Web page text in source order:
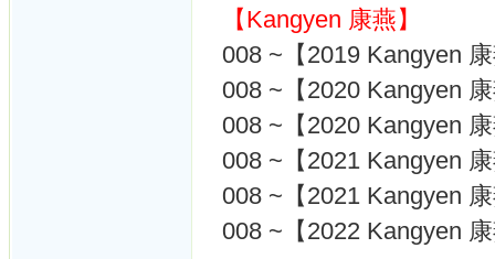
【Kangyen 康燕】
008 ~【2019 Kangyen
008 ~【2020 Kangyen
008 ~【2020 Kangyen
008 ~【2021 Kangyen
008 ~【2021 Kangyen
008 ~【2022 Kangyen